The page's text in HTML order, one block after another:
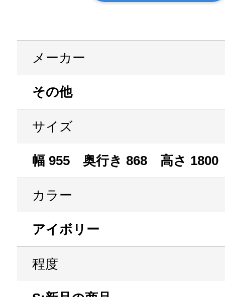
メーカー
その他
サイズ
幅 955 奥行き 868 高さ 1800
カラー
アイボリー
程度